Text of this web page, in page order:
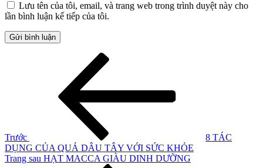
Lưu tên của tôi, email, và trang web trong trình duyệt này cho
lần bình luận kế tiếp của tôi.
Trước
8 TÁC
DỤNG CỦA QUẢ DÂU TÂY VỚI SỨC KHỎE
Bài
Trang sau HẠT MACCA GIÀU DINH DƯỠNG